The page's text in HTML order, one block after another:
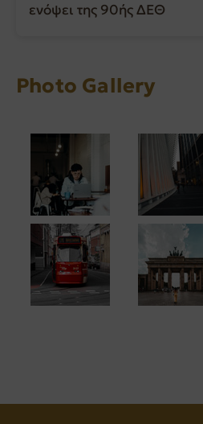
ενόψει της 90ής ΔΕΘ
Photo Gallery